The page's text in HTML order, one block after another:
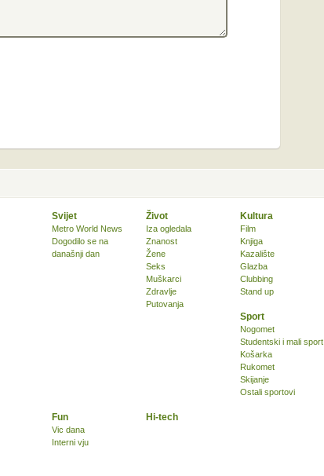
Svijet
Metro World News
Dogodilo se na
današnji dan
Život
Iza ogledala
Znanost
Žene
Seks
Muškarci
Zdravlje
Putovanja
Kultura
Film
Knjiga
Kazalište
Glazba
Clubbing
Stand up
Sport
Nogomet
Studentski i mali sport
Košarka
Rukomet
Skijanje
Ostali sportovi
Fun
Vic dana
Interni vju
Hi-tech